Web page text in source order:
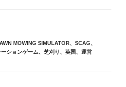
MOWING SIMULATOR、 SCAG、
ションゲーム、 芝刈り 、 英国 、 運営